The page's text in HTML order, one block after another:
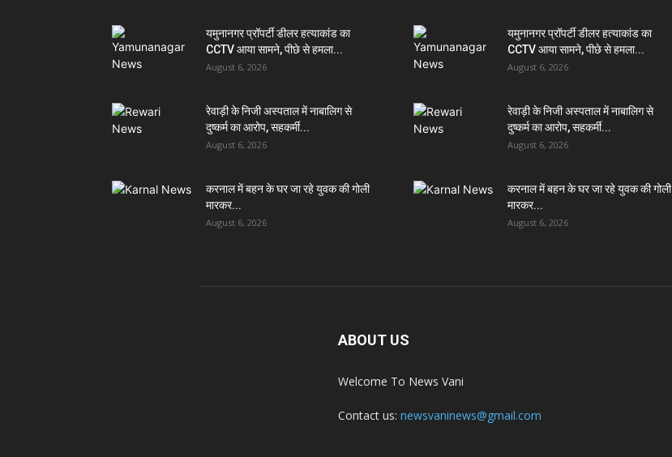
यमुनानगर प्रॉपर्टी डीलर हत्याकांड का
CCTV आया सामने, पीछे से हमला...
August 6, 2026
रेवाड़ी के निजी अस्पताल में नाबालिग से
दुष्कर्म का आरोप, सहकर्मी...
August 6, 2026
करनाल में बहन के घर जा रहे युवक की गोली
मारकर...
August 6, 2026
यमुनानगर प्रॉपर्टी डीलर हत्याकांड का
CCTV आया सामने, पीछे से हमला...
August 6, 2026
रेवाड़ी के निजी अस्पताल में नाबालिग से
दुष्कर्म का आरोप, सहकर्मी...
August 6, 2026
करनाल में बहन के घर जा रहे युवक की गोली
मारकर...
August 6, 2026
ABOUT US
Welcome To News Vani
Contact us: newsvaninews@gmail.com